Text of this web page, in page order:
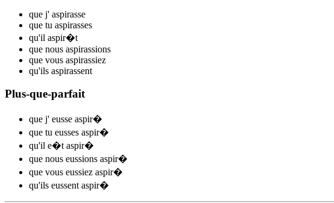
que j' aspirasse
que tu aspirasses
qu'il aspir�t
que nous aspirassions
que vous aspirassiez
qu'ils aspirassent
Plus-que-parfait
que j' eusse aspir�
que tu eusses aspir�
qu'il e�t aspir�
que nous eussions aspir�
que vous eussiez aspir�
qu'ils eussent aspir�